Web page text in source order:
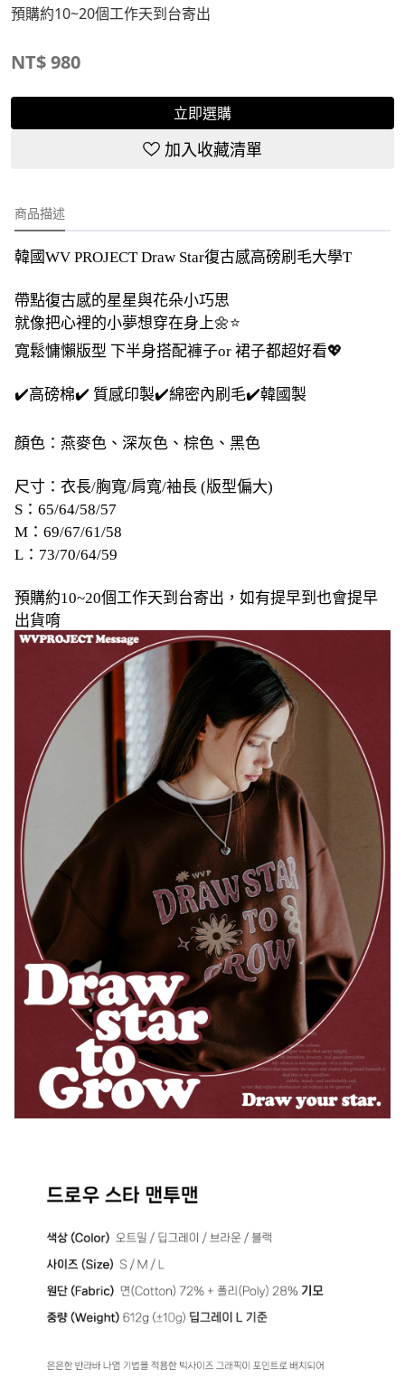
預購約10~20個工作天到台寄出
NT$980
立即選購
加入收藏清單
商品描述
韓國WV PROJECT Draw Star復古感高磅刷毛大學T
帶點復古感的星星與花朵小巧思
就像把心裡的小夢想穿在身上🌼⭐
寬鬆慵懶版型 下半身搭配褲子or 裙子都超好看💖
✔️高磅棉✔️ 質感印製✔️綿密內刷毛✔️韓國製
顏色：燕麥色、深灰色、棕色、黑色
尺寸：衣長/胸寬/肩寬/袖長 (版型偏大)
S：65/64/58/57
M：69/67/61/58
L：73/70/64/59
預購約10~20個工作天到台寄出，如有提早到也會提早
出貨唷